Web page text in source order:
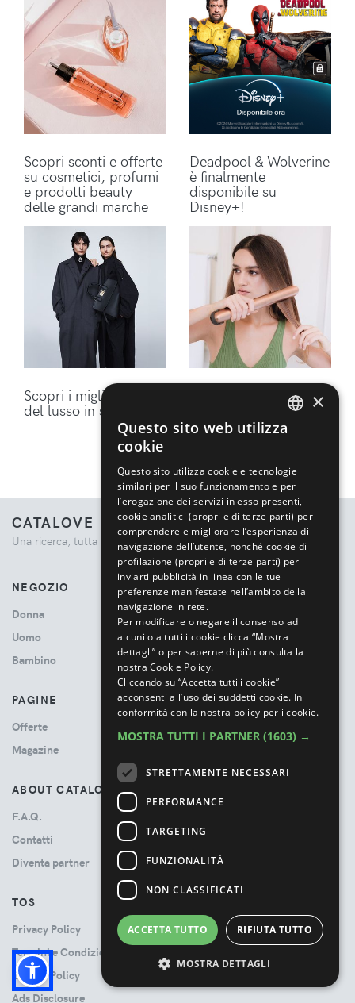
Scopri sconti e offerte
su cosmetici, profumi
e prodotti beauty
delle grandi marche
Deadpool & Wolverine
è finalmente
disponibile su
Disney+!
Scopri i migliori brand
del lusso in sconto
Ottieni lo styling
perfetto per i tuoi
capelli con gli
accessori Dyson
CATALOVE
Una ricerca, tutta la moda.
NEGOZIO
Donna
Uomo
Bambino
PAGINE
Offerte
Magazine
ABOUT CATALOVE
F.A.Q.
Contatti
Diventa partner
TOS
Privacy Policy
Termini e Condizioni
Cookie Policy
Ads Disclosure
×
Questo sito web utilizza
cookie
Questo sito utilizza cookie e tecnologie
similari per il suo funzionamento e per
l’erogazione dei servizi in esso presenti,
cookie analitici (propri e di terze parti) per
comprendere e migliorare l’esperienza di
navigazione dell’utente, nonché cookie di
profilazione (propri e di terze parti) per
inviarti pubblicità in linea con le tue
preferenze manifestate nell’ambito della
navigazione in rete.
Per modificare o negare il consenso ad
alcuni o a tutti i cookie clicca “Mostra
dettagli” o per saperne di più consulta la
nostra Cookie Policy.
Cliccando su “Accetta tutti i cookie”
acconsenti all’uso dei suddetti cookie. In
conformità con la nostra policy per i cookie.
MOSTRA TUTTI I PARTNER (1603) →
STRETTAMENTE NECESSARI
PERFORMANCE
TARGETING
FUNZIONALITÀ
NON CLASSIFICATI
ACCETTA TUTTO RIFIUTA TUTTO
MOSTRA DETTAGLI